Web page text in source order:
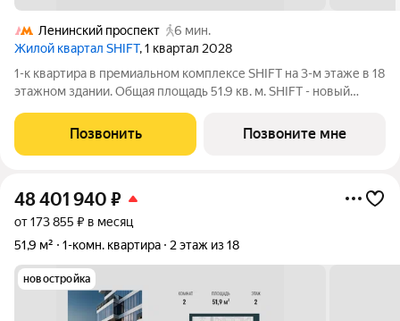
Ленинский проспект
6 мин.
Жилой квартал SHIFT, 1 квартал 2028
1-к квартира в премиальном комплексе SHIFT на 3-м этаже в 18
этажном здании. Общая площадь 51.9 кв. м. SHIFT - новый
районе, в 300 м от Нескучного сада. Главная особенность
проекта - 5 башен, в
Позвонить Позвоните мне
48 401 940 ₽
от 173 855 ₽ в месяц
51,9 м²
1-комн. квартира 2 этаж из 18
новостройка